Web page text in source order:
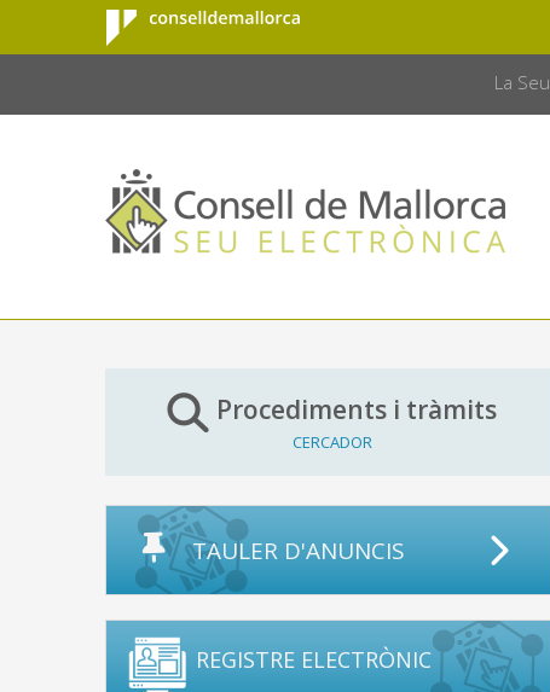
Salta al contingut principal
Consell de
Mallorca
La Seu
Procediments i tràmits
CERCADOR
TAULER D'ANUNCIS
REGISTRE ELECTRÒNIC